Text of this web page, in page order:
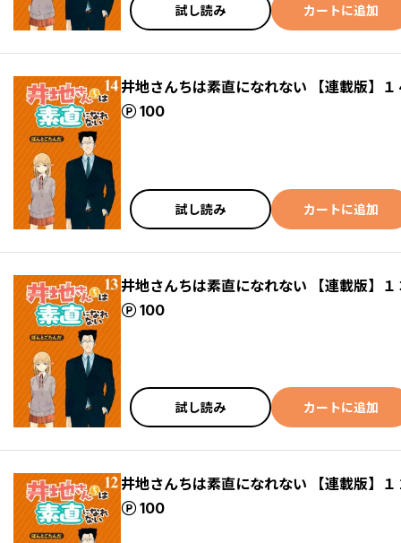
試し読み カートに追加
井地さんちは素直になれない 【連載版】１
100
ポイント
試し読み カートに追加
井地さんちは素直になれない 【連載版】１
100
ポイント
試し読み カートに追加
井地さんちは素直になれない 【連載版】１
100
ポイント